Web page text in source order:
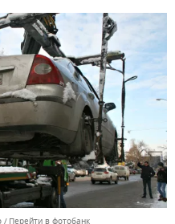
Перейти в фотобанк